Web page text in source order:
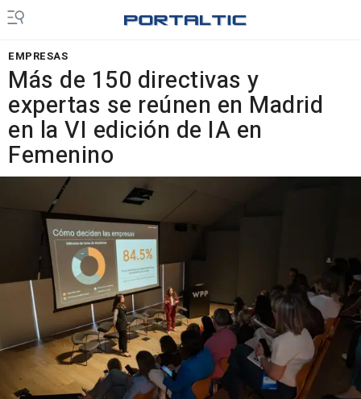
EMPRESAS
Más de 150 directivas y
expertas se reúnen en Madrid
en la VI edición de IA en
Femenino